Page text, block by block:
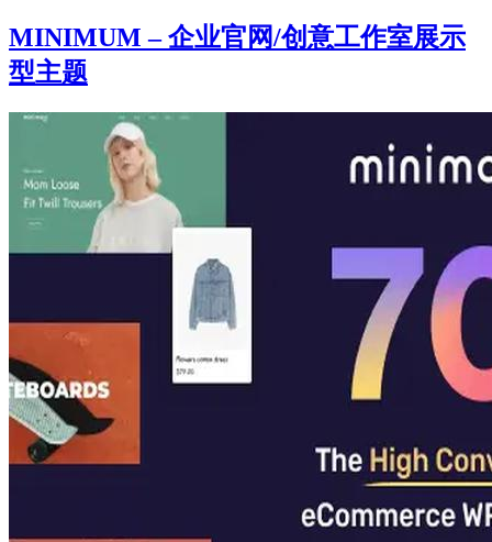
MINIMUM – 企业官网/创意工作室展示
型主题